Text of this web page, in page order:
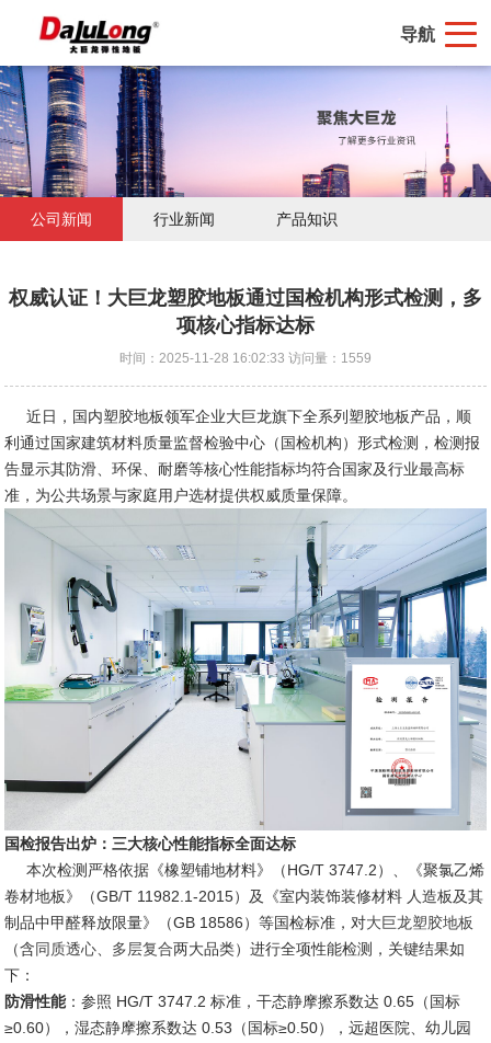
导航
公司新闻 行业新闻 产品知识
权威认证！大巨龙塑胶地板通过国检机构形式检测，多
项核心指标达标
时间：2025-11-28 16:02:33 访问量：1559
近日，国内塑胶地板领军企业大巨龙旗下全系列塑胶地板产品，顺
利通过国家建筑材料质量监督检验中心（国检机构）形式检测，检测报
告显示其防滑、环保、耐磨等核心性能指标均符合国家及行业最高标
准，为公共场景与家庭用户选材提供权威质量保障。
国检报告出炉：三大核心性能指标全面达标
本次检测严格依据《橡塑铺地材料》（HG/T 3747.2）、《聚氯乙烯
卷材地板》（GB/T 11982.1-2015）及《室内装饰装修材料 人造板及其
制品中甲醛释放限量》（GB 18586）等国检标准，对大巨龙塑胶地板
（含同质透心 多层复合两大品类）进行全项性能检测，关键结果如
下：
防滑性能：参照 HG/T 3747.2 标准，干态静摩擦系数达 0.65（国标
≥0.60），湿态静摩擦系数达 0.53（国标≥0.50），远超医院、幼儿园